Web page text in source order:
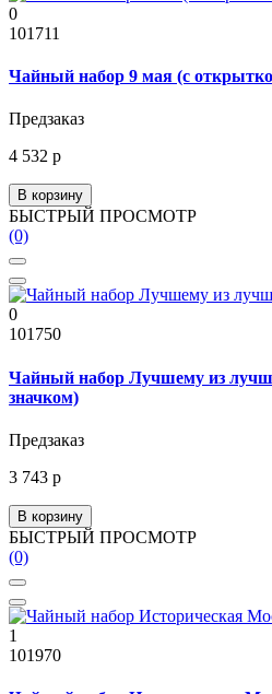
0
101711
Чайный набор 9 мая (с
Предзаказ
4 532 р
В корзину
БЫСТРЫЙ ПРОСМОТР
(0)
0
101750
Чайный набор Лучшему из
значком)
Предзаказ
3 743 р
В корзину
БЫСТРЫЙ ПРОСМОТР
(0)
1
101970